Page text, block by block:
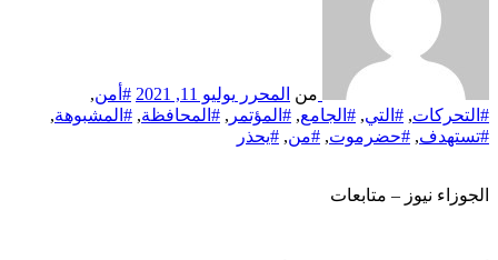
من المحرر يوليو 11, 2021 #أمن,
#التحركات, #التي, #الجامع, #المؤتمر , #المحافظة, #المشبوهة,
#تستهدف, #حضرموت, #من, #يحذر
الجوزاء نيوز – متابعات